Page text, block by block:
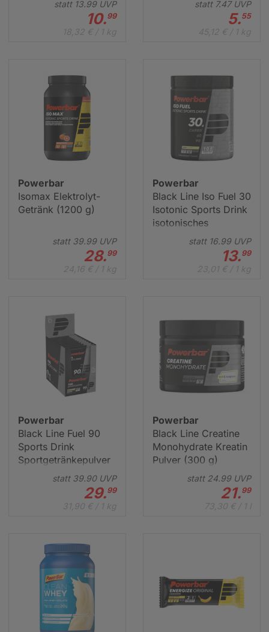
statt 13.99UVP
10.99
statt 7.47UVP
5.55
Powerbar
Isomax Elektrolyt-
Getränk (1200 g)
statt 39.99UVP
28.99
Powerbar
Black Line Iso Fuel 30
Isotonic Sports Drink
isotonisches
Getränkepulver (608
statt 16.99UVP
13.99
Powerbar
Black Line Fuel 90
Sports Drink
Sportgetränkepulver
Box (10x94 g)
statt 39.90UVP
29.99
Powerbar
Black Line Creatine
Monohydrate Kreatin
Pulver (300 g)
statt 24.99UVP
21.99